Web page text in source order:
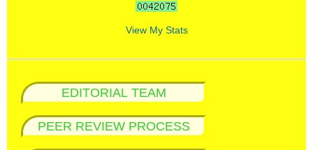
View My Stats
EDITORIAL TEAM
PEER REVIEW PROCESS